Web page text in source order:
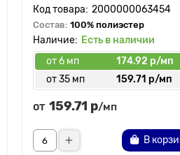
2000000063454
Состав: 100% полиэстер
Есть в наличии
от 6 мп
174.92 р/мп
от 35 мп
159.71 р/мп
от 159.71 р/мп
В